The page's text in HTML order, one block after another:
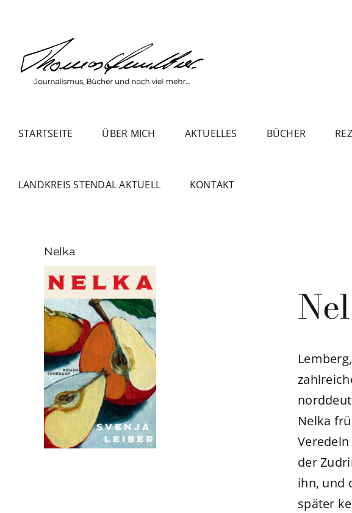
springen
STARTSEITE ÜBER MICH AKTUELLES BÜCHER
LANDKREIS STENDAL AKTUELL KONTAKT
Nelka
Nelka
der
ihn, und
später